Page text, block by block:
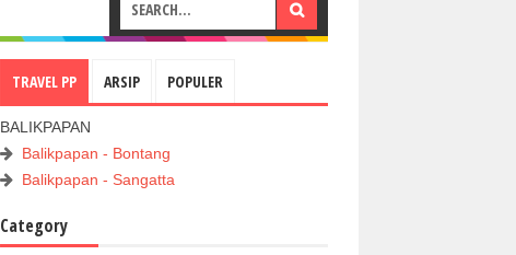
TRAVEL PP ARSIP POPULER
BALIKPAPAN
Balikpapan - Bontang
Balikpapan - Sangatta
Category